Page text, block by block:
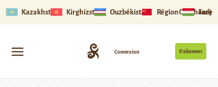
Kazakhstan Kirghizstan Ouzbékistan Région Ouïghoure
S’abonner
Connexion